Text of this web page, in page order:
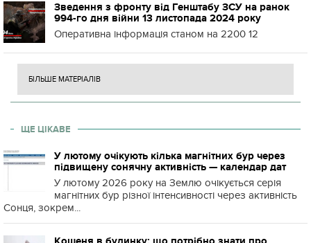
Зведення з фронту від Генштабу ЗСУ на ранок
994-го дня війни 13 листопада 2024 року
Оперативна інформація станом на 2200 12
БІЛЬШЕ МАТЕРІАЛІВ
ЩЕ ЦІКАВЕ
У лютому очікують кілька магнітних бур через
підвищену сонячну активність — календар дат
У лютому 2026 року на Землю очікується серія
магнітних бур різної інтенсивності через активність
Сонця, зокрем...
Кошеня в будинку: що потрібно знати про